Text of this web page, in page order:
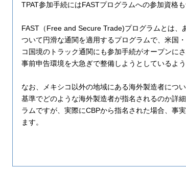
TPAT参加手続にはFASTプログラムへの参加資格も
FAST（Free and Secure Trade)プログラムとは
ついて円滑な通関を適用するプログラムで、米国
コ国境のトラック通関にも参加手続がオープンに
事前申告環境を大急ぎで整備しようとしているよう
なお、メキシコ以外の地域にある海外製造者につ
基準でどのような海外製造者が指名されるのか詳
ラムですが、実際にCBPから指名された場合、事
ます。